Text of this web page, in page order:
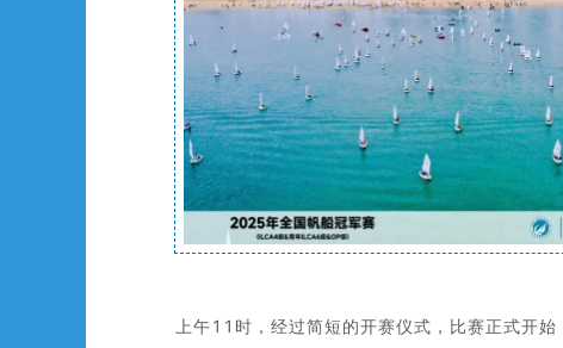
上午11时，经过简短的开赛仪式，比赛正式开